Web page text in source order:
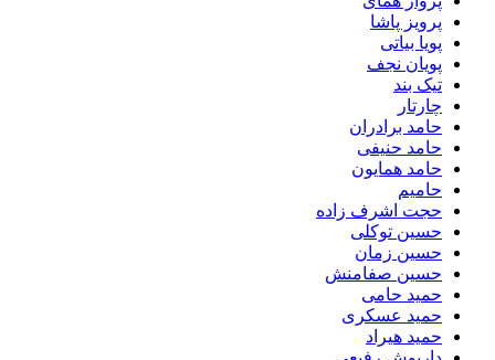
پرویز پاشا
پویا بیاتی
پویان نجف
تیک بند
چارتار
حامد برادران
حامد حنیفی
حامد همایون
حامیم
حجت اشرف زاده
حسین توکلی
حسین زمان
حسین صفامنش
حمید حامی
حمید عسکری
حمید هیراد